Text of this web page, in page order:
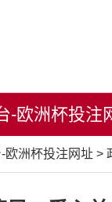
-欧洲杯投注
欧洲杯投注网址 >